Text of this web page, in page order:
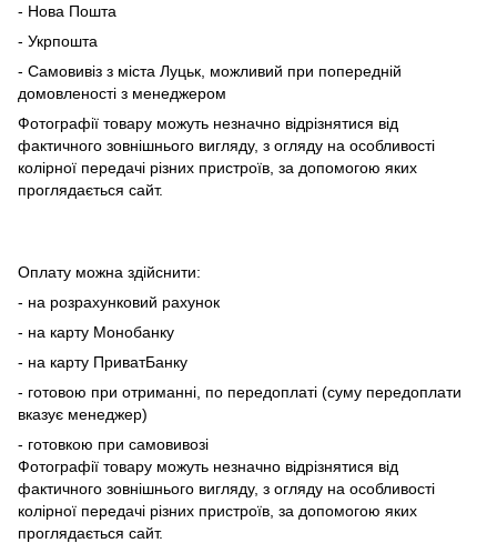
- Нова Пошта
- Укрпошта
- Самовивіз з міста Луцьк, можливий при попередній
домовленості з менеджером
Фотографії товару можуть незначно відрізнятися від
фактичного зовнішнього вигляду, з огляду на особливості
колірної передачі різних пристроїв, за допомогою яких
проглядається сайт.
Оплату можна здійснити:
- на розрахунковий рахунок
- на карту Монобанку
- на карту ПриватБанку
- готовою при отриманні, по передоплаті (суму передоплати
вказує менеджер)
- готовкою при самовивозі
Фотографії товару можуть незначно відрізнятися від
фактичного зовнішнього вигляду, з огляду на особливості
колірної передачі різних пристроїв, за допомогою яких
проглядається сайт.